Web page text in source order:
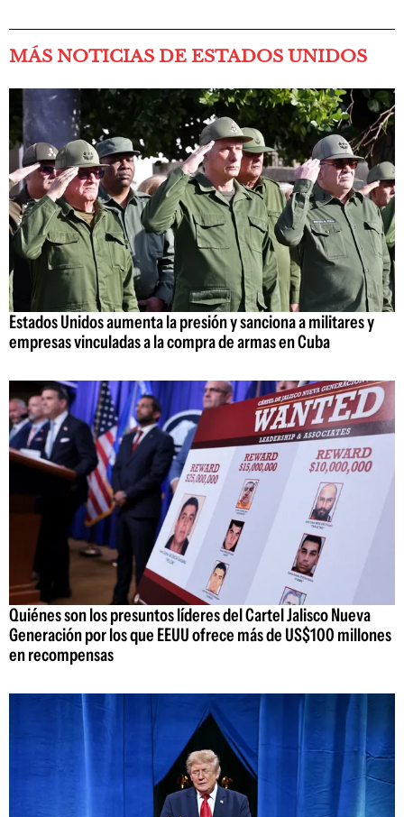
MÁS NOTICIAS DE ESTADOS UNIDOS
Estados Unidos aumenta la presión y sanciona a militares y
empresas vinculadas a la compra de armas en Cuba
Quiénes son los presuntos líderes del Cartel Jalisco Nueva
Generación por los que EEUU ofrece más de US$100 millones
en recompensas